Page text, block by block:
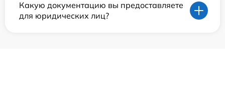
Какую документацию вы предоставляете
для юридических лиц?